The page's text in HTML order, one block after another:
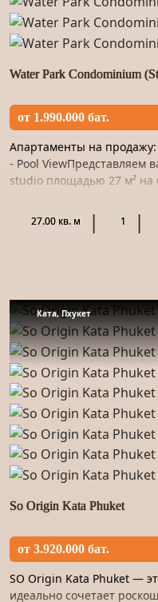
Water Park Condominium
от 1.990.000 бат.
Апартаменты на
- Pool
studio площадью 27 м² на
27.00 кв. м 1
Ката, Пхукет
So Origin Kata Phuket
от 3.920.000 бат.
SO Origin Kata Phuket —
идеально сочетает